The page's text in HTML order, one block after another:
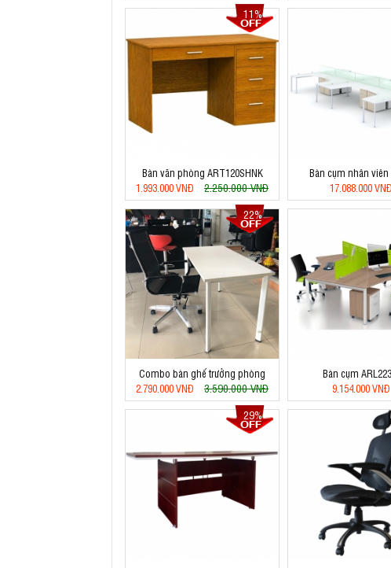
11%
Bàn văn phòng ART120SHNK
1.993.000 VNĐ
2.250.000 VNĐ
Bàn cụm nhân viên
17.088.000 VNĐ
22%
Combo bàn ghế trưởng phòng
2.790.000 VNĐ
3.590.000 VNĐ
Bàn cụm
9.154.000 VNĐ
29%